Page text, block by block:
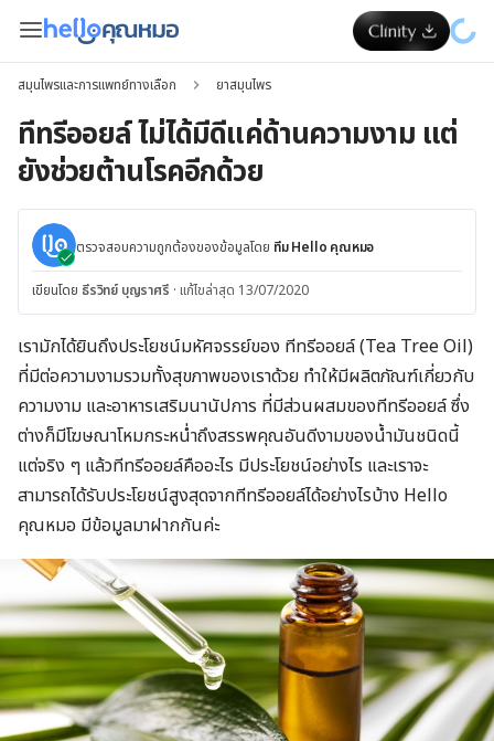
สมุนไพรและการแพทย์ทางเลือก ยาสมุนไพร
ทีทรีออยล์ ไม่ได้มีดีแค่ด้านความงาม แต่
ยังช่วยต้านโรคอีกด้วย
ตรวจสอบความถูกต้องของข้อมูลโดย ทีม Hello คุณหมอ
เขียนโดย ธีรวิทย์ บุญราศรี · แก้ไขล่าสุด 13/07/2020
เรามักได้ยินถึงประโยชน์มหัศจรรย์ของ ทีทรีออยล์ (Tea Tree Oil)
ที่มีต่อความงามรวมทั้งสุขภาพของเราด้วย ทำให้มีผลิตภัณฑ์เกี่ยวกับ
ความงาม และอาหารเสริมนานัปการ ที่มีส่วนผสมของทีทรีออยล์ ซึ่ง
ต่างก็มีโฆษณาโหมกระหน่ำถึงสรรพคุณอันดีงามของน้ำมันชนิดนี้
แต่จริง ๆ แล้วทีทรีออยล์คืออะไร มีประโยชน์อย่างไร และเราจะ
สามารถได้รับประโยชน์สูงสุดจากทีทรีออยล์ได้อย่างไรบ้าง Hello
คุณหมอ มีข้อมูลมาฝากกันค่ะ